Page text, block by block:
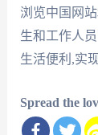
浏览中国网
生和工作人
生活便利,实
Spread the